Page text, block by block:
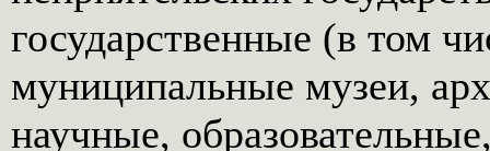
государственные (в том
муниципальные музеи,
научные,